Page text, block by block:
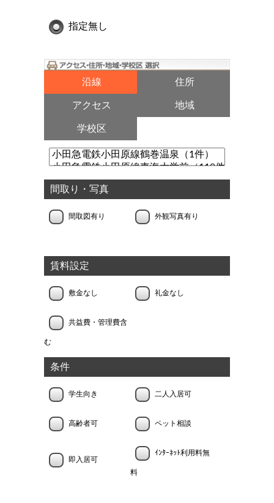
指定無し
沿線 住所
アクセス 地域
学校区
間取り・写真
間取図有り 外観写真有り
賃料設定
敷金なし 礼金なし
共益費・管理費含
む
条件
学生向き 二人入居可
高齢者可 ペット相談
即入居可
ｲﾝﾀｰﾈｯﾄ利用料無
料